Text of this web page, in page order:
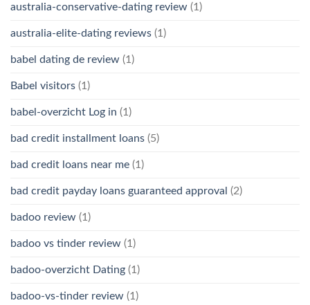
australia-conservative-dating review (1)
australia-elite-dating reviews (1)
babel dating de review (1)
Babel visitors (1)
babel-overzicht Log in (1)
bad credit installment loans (5)
bad credit loans near me (1)
bad credit payday loans guaranteed approval (2)
badoo review (1)
badoo vs tinder review (1)
badoo-overzicht Dating (1)
badoo-vs-tinder review (1)